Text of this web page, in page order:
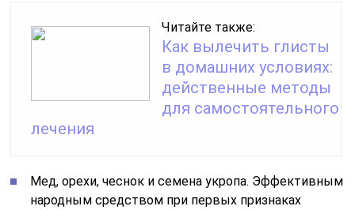
Читайте также:
Как вылечить глисты
в домашних условиях:
действенные методы
для самостоятельного
лечения
Мед, орехи, чеснок и семена укропа. Эффективным
народным средством при первых признаках